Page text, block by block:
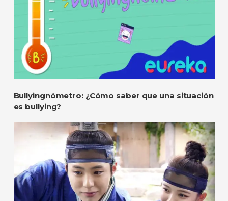
Bullyingnómetro: ¿Cómo saber que una situación
es bullying?